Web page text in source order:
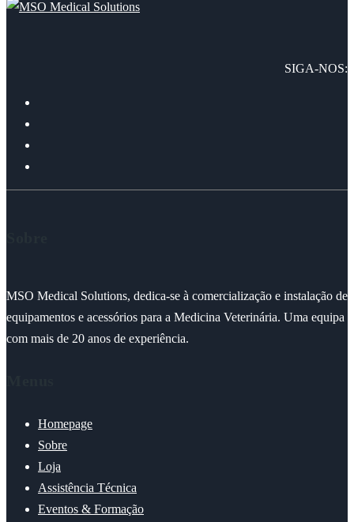
SIGA-NOS:
MSO Medical Solutions, dedica-se à comercialização e instalação de
equipamentos e acessórios para a Medicina Veterinária. Uma equipa
com mais de 20 anos de experiência.
Homepage
Sobre
Loja
Assistência Técnica
Eventos & Formação